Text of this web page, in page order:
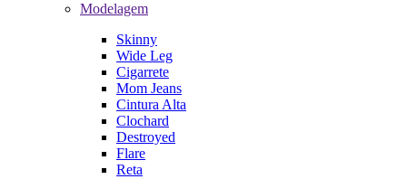
Modelagem
Skinny
Wide Leg
Cigarrete
Mom Jeans
Cintura Alta
Clochard
Destroyed
Flare
Reta